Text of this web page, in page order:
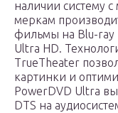
наличии систему
меркам
фильмы на Blu-ray
Ultra HD.
TrueTheater
картинки и
PowerDVD Ultra
DTS на